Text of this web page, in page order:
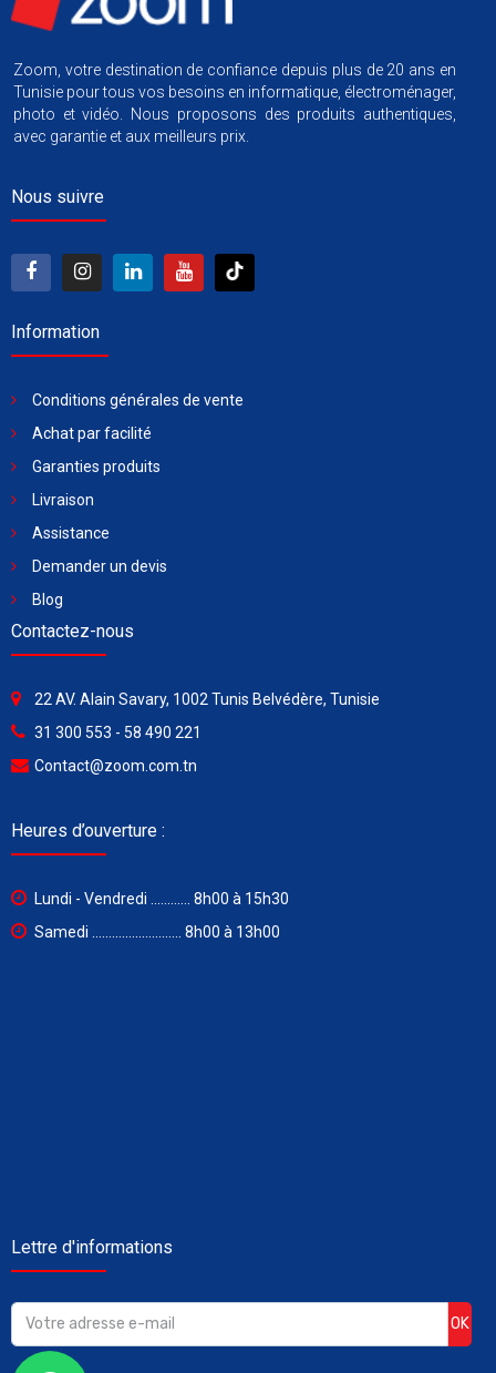
Zoom, votre destination de confiance depuis plus de 20 ans en
Tunisie pour tous vos besoins en informatique, électroménager,
photo et vidéo. Nous proposons des produits authentiques,
avec garantie et aux meilleurs prix.
Nous suivre
Information
Conditions générales de vente
Achat par facilité
Garanties produits
Livraison
Assistance
Demander un devis
Blog
Contactez-nous
22 AV. Alain Savary, 1002 Tunis Belvédère, Tunisie
31 300 553 - 58 490 221
Contact@zoom.com.tn
Heures d’ouverture :
Lundi - Vendredi ............ 8h00 à 15h30
Samedi ........................... 8h00 à 13h00
Lettre d'informations
OK